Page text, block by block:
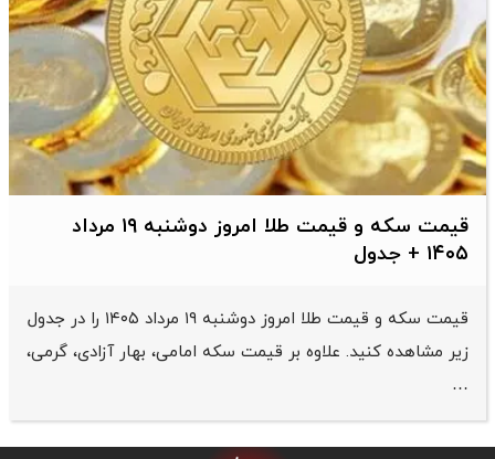
قیمت سکه و قیمت طلا امروز دوشنبه ۱۹ مرداد
۱۴۰۵ + جدول
قیمت سکه و قیمت طلا امروز دوشنبه ۱۹ مرداد ۱۴۰۵ را در جدول
زیر مشاهده کنید. علاوه بر قیمت سکه امامی، بهار آزادی، گرمی،
…